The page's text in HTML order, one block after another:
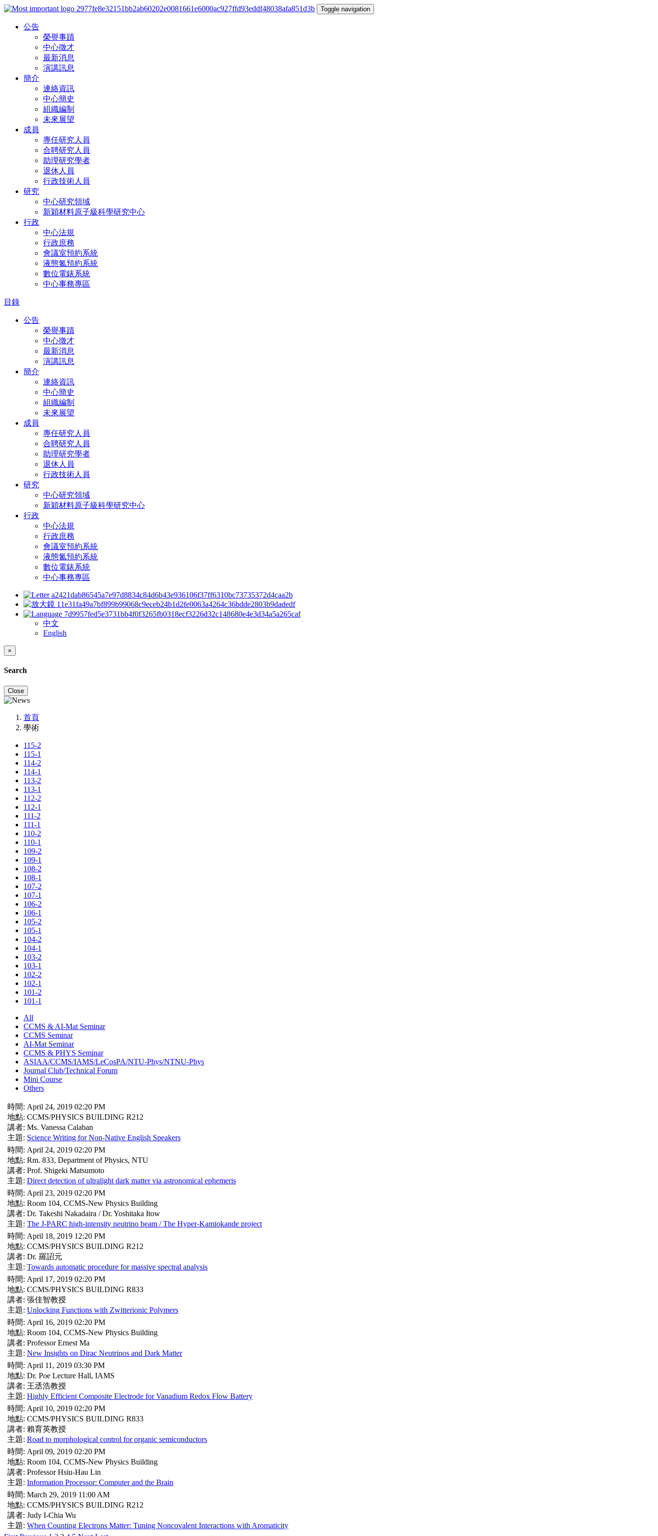
Toggle navigation
公告
榮譽事蹟
中心徵才
最新消息
演講訊息
簡介
連絡資訊
中心簡史
組織編制
未來展望
成員
專任研究人員
合聘研究人員
助理研究學者
退休人員
行政技術人員
研究
中心研究領域
新穎材料原子級科學研究中心
行政
中心法規
行政庶務
會議室預約系統
液態氮預約系統
數位電錶系統
中心事務專區
目錄
公告
榮譽事蹟
中心徵才
最新消息
演講訊息
簡介
連絡資訊
中心簡史
組織編制
未來展望
成員
專任研究人員
合聘研究人員
助理研究學者
退休人員
行政技術人員
研究
中心研究領域
新穎材料原子級科學研究中心
行政
中心法規
行政庶務
會議室預約系統
液態氮預約系統
數位電錶系統
中心事務專區
中文
English
×
Search
Close
首頁
學術
115-2
115-1
114-2
114-1
113-2
113-1
112-2
112-1
111-2
111-1
110-2
110-1
109-2
109-1
108-2
108-1
107-2
107-1
106-2
106-1
105-2
105-1
104-2
104-1
103-2
103-1
102-2
102-1
101-2
101-1
All
CCMS & AI-Mat Seminar
CCMS Seminar
AI-Mat Seminar
CCMS & PHYS Seminar
ASIAA/CCMS/IAMS/LeCosPA/NTU-Phys/NTNU-Phys
Journal Club/Technical Forum
Mini Course
Others
時間: April 24, 2019 02:20 PM
地點: CCMS/PHYSICS BUILDING R212
講者: Ms. Vanessa Calaban
主題: Science Writing for Non-Native English Speakers
時間: April 24, 2019 02:20 PM
地點: Rm. 833, Department of Physics, NTU
講者: Prof. Shigeki Matsumoto
主題: Direct detection of ultralight dark matter via astronomical ephemeris
時間: April 23, 2019 02:20 PM
地點: Room 104, CCMS-New Physics Building
講者: Dr. Takeshi Nakadaira / Dr. Yoshitaka Itow
主題: The J-PARC high-intensity neutrino beam / The Hyper-Kamiokande project
時間: April 18, 2019 12:20 PM
地點: CCMS/PHYSICS BUILDING R212
講者: Dr. 羅詔元
主題: Towards automatic procedure for massive spectral analysis
時間: April 17, 2019 02:20 PM
地點: CCMS/PHYSICS BUILDING R833
講者: 張佳智教授
主題: Unlocking Functions with Zwitterionic Polymers
時間: April 16, 2019 02:20 PM
地點: Room 104, CCMS-New Physics Building
講者: Professor Ernest Ma
主題: New Insights on Dirac Neutrinos and Dark Matter
時間: April 11, 2019 03:30 PM
地點: Dr. Poe Lecture Hall, IAMS
講者: 王丞浩教授
主題: Highly Efficient Composite Electrode for Vanadium Redox Flow Battery
時間: April 10, 2019 02:20 PM
地點: CCMS/PHYSICS BUILDING R833
講者: 賴育英教授
主題: Road to morphological control for organic semiconductors
時間: April 09, 2019 02:20 PM
地點: Room 104, CCMS-New Physics Building
講者: Professor Hsiu-Hau Lin
主題: Information Processor: Computer and the Brain
時間: March 29, 2019 11:00 AM
地點: CCMS/PHYSICS BUILDING R212
講者: Judy I-Chia Wu
主題: When Counting Electrons Matter: Tuning Noncovalent Interactions with Aromaticity